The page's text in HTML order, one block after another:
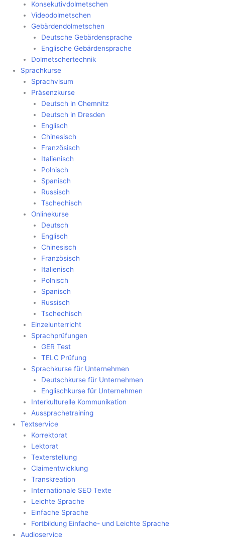
Konsekutivdolmetschen
Videodolmetschen
Gebärdendolmetschen
Deutsche Gebärdensprache
Englische Gebärdensprache
Dolmetschertechnik
Sprachkurse
Sprachvisum
Präsenzkurse
Deutsch in Chemnitz
Deutsch in Dresden
Englisch
Chinesisch
Französisch
Italienisch
Polnisch
Spanisch
Russisch
Tschechisch
Onlinekurse
Deutsch
Englisch
Chinesisch
Französisch
Italienisch
Polnisch
Spanisch
Russisch
Tschechisch
Einzelunterricht
Sprachprüfungen
GER Test
TELC Prüfung
Sprachkurse für Unternehmen
Deutschkurse für Unternehmen
Englischkurse für Unternehmen
Interkulturelle Kommunikation
Aussprachetraining
Textservice
Korrektorat
Lektorat
Texterstellung
Claimentwicklung
Transkreation
Internationale SEO Texte
Leichte Sprache
Einfache Sprache
Fortbildung Einfache- und Leichte Sprache
Audioservice